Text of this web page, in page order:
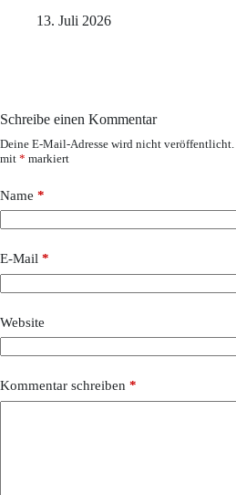
13. Juli 2026
Schreibe einen Kommentar
Deine E-Mail-Adresse wird nicht veröffentlicht.
mit * markiert
Name *
E-Mail *
Website
Kommentar schreiben *